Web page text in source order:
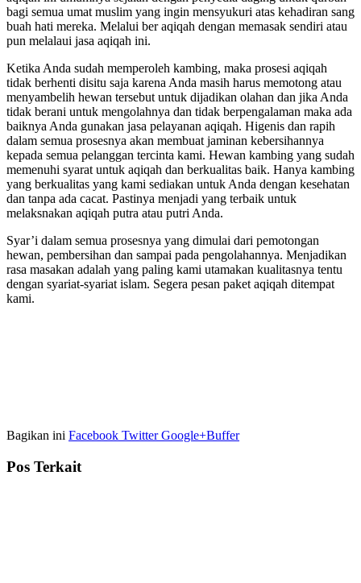
bagi semua umat muslim yang ingin mensyukuri atas kehadiran sang
buah hati mereka. Melalui ber aqiqah dengan memasak sendiri atau
pun melalaui jasa aqiqah ini.
Ketika Anda sudah memperoleh kambing, maka prosesi aqiqah
tidak berhenti disitu saja karena Anda masih harus memotong atau
menyambelih hewan tersebut untuk dijadikan olahan dan jika Anda
tidak berani untuk mengolahnya dan tidak berpengalaman maka ada
baiknya Anda gunakan jasa pelayanan aqiqah. Higenis dan rapih
dalam semua prosesnya akan membuat jaminan kebersihannya
kepada semua pelanggan tercinta kami. Hewan kambing yang sudah
memenuhi syarat untuk aqiqah dan berkualitas baik. Hanya kambing
yang berkualitas yang kami sediakan untuk Anda dengan kesehatan
dan tanpa ada cacat. Pastinya menjadi yang terbaik untuk
melaksnakan aqiqah putra atau putri Anda.
Syar’i dalam semua prosesnya yang dimulai dari pemotongan
hewan, pembersihan dan sampai pada pengolahannya. Menjadikan
rasa masakan adalah yang paling kami utamakan kualitasnya tentu
dengan syariat-syariat islam. Segera pesan paket aqiqah ditempat
kami.
Bagikan ini Facebook TwitterGoogle+Buffer
Pos Terkait